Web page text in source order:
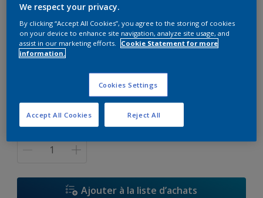
K5.12.77
Changer de couleur
Quantité
Ajouter à la liste d’achats
We respect your privacy.
By clicking “Accept All Cookies”, you agree to the storing of cookies
on your device to enhance site navigation, analyze site usage, and
assist in our marketing efforts.
Cookie Statement for more
information.
Cookies Settings
Reject All
Accept All Cookies